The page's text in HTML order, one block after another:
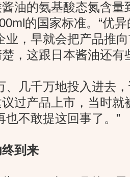
油的氨基酸态氮含量
的国家标准。“优
业，早就会把产品推
，这跟日本酱油还有
几千万地投入进去，
过产品上市，当时就
也不敢提这回事了。”
到来